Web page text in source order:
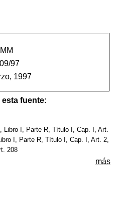
97
1997
fuente:
Libro I, Parte R, Título I, Cap. I, Art.
I, Parte R, Título I, Cap. I, Art. 2,
208
más